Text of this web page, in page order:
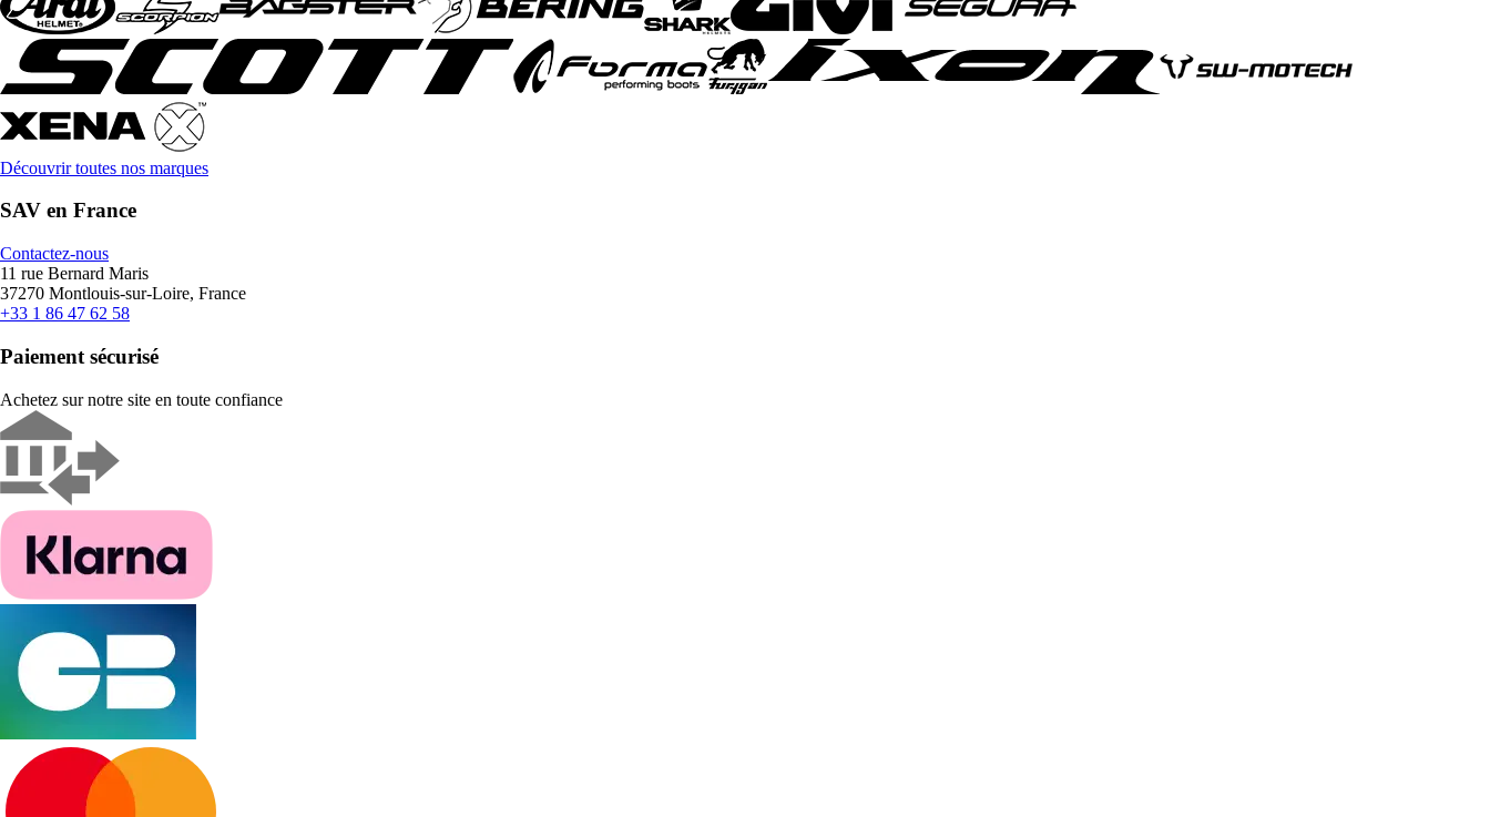
Découvrir toutes nos marques
SAV en France
Contactez-nous
11 rue Bernard Maris
37270 Montlouis-sur-Loire, France
+33 1 86 47 62 58
Paiement sécurisé
Achetez sur notre site en toute confiance